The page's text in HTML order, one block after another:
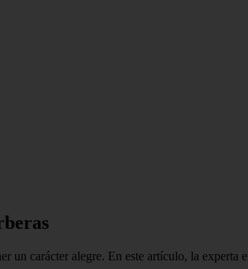
un carácter alegre. En este artículo, la